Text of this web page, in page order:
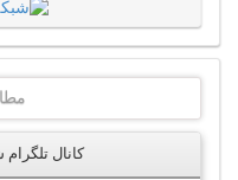
کانال